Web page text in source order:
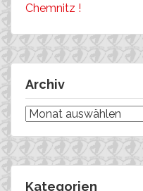
Chemnitz !
Archiv
Archiv
Kategorien